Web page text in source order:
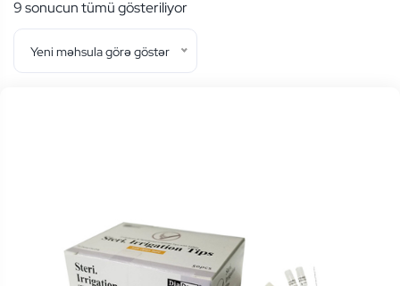
9 sonucun tümü gösteriliyorEn
yeniye
göre
Yeni məhsula görə göstər